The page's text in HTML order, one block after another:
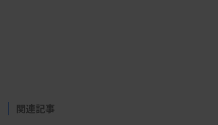
関連記事